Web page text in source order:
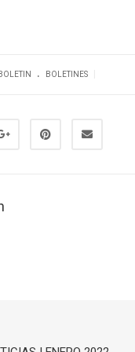
BOLETIN . BOLETINES